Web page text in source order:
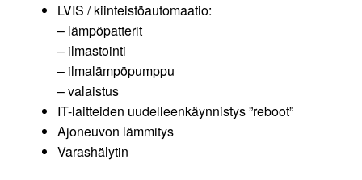
LVIS / kiinteistöautomaatio:
– lämpöpatterit
– ilmastointi
– ilmalämpöpumppu
– valaistus
IT-laitteiden uudelleenkäynnistys ”reboot”
Ajoneuvon lämmitys
Varashälytin